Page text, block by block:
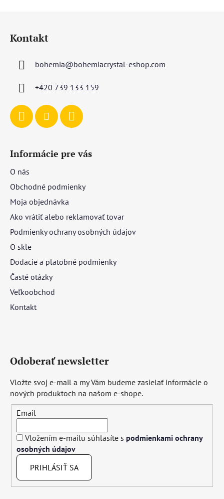
Kontakt
bohemia@bohemiacrystal-eshop.com
+420 739 133 159
Informácie pre vás
O nás
Obchodné podmienky
Moja objednávka
Ako vrátiť alebo reklamovať tovar
Podmienky ochrany osobných údajov
O skle
Dodacie a platobné podmienky
Časté otázky
Veľkoobchod
Kontakt
Odoberať newsletter
Vložte svoj e-mail a my Vám budeme zasielať informácie o
nových produktoch na našom e-shope.
Email
Vložením e-mailu súhlasíte s podmienkami ochrany
osobných údajov
PRIHLÁSIŤ SA